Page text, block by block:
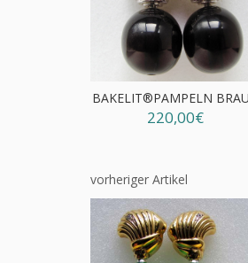
BAKELIT®PAMPELN
220,00€
vorheriger Artikel